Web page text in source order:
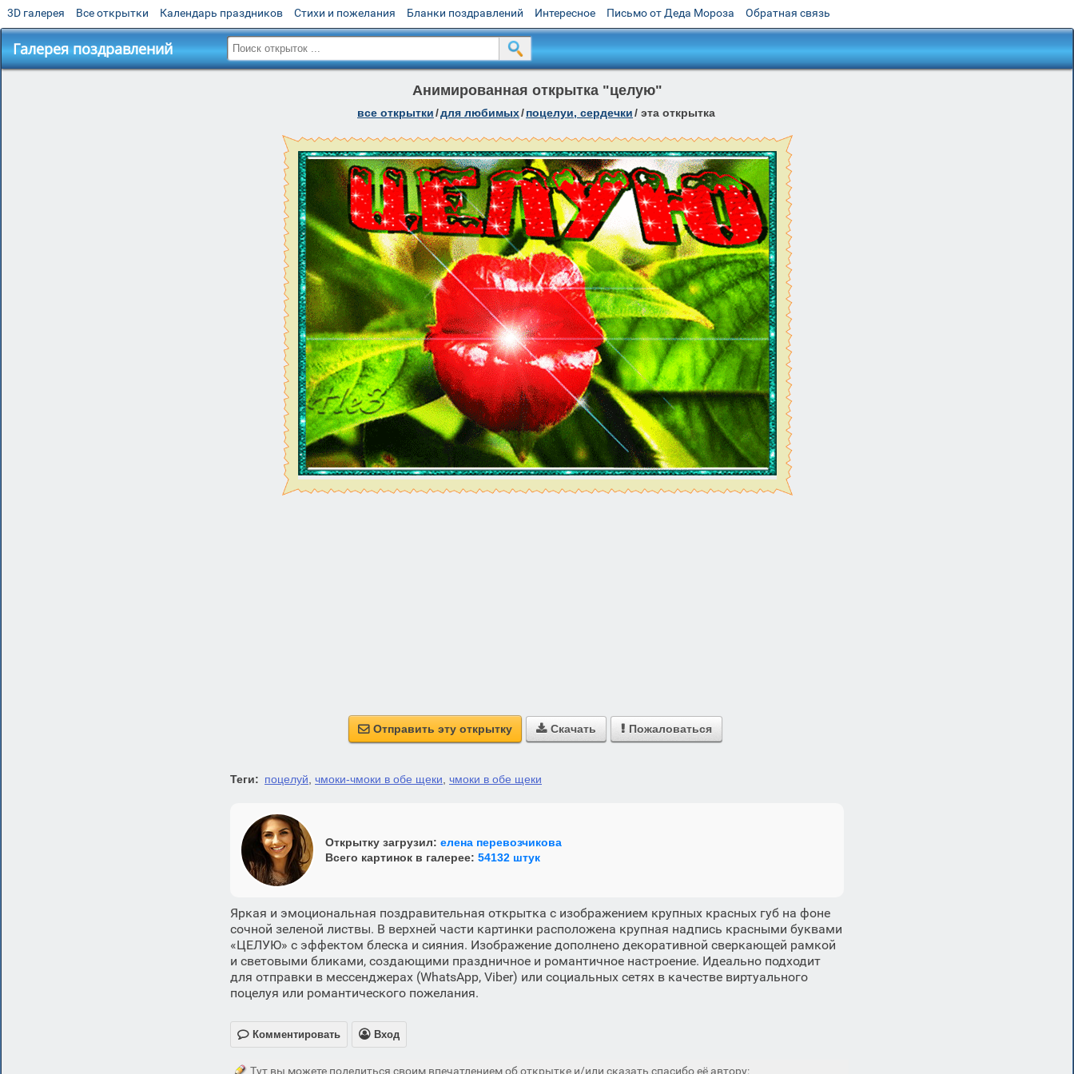
3D галерея Все открытки Календарь праздников Стихи и пожелания Бланки поздравлений Интересное Письмо от Деда Мороза Обратная связь
Галерея поздравлений
Анимированная открытка "целую"
все открытки/для любимых/поцелуи, сердечки/ эта открытка
 Отправить эту открытку  Скачать  Пожаловаться
Теги: поцелуй чмоки-чмоки в обе щеки чмоки в обе щеки
Открытку загрузил: елена перевозчикова
Всего картинок в галерее: 54132 штук
Яркая и эмоциональная поздравительная открытка с изображением крупных красных губ на фоне
сочной зеленой листвы. В верхней части картинки расположена крупная надпись красными буквами
«ЦЕЛУЮ» с эффектом блеска и сияния. Изображение дополнено декоративной сверкающей рамкой
и световыми бликами, создающими праздничное и романтичное настроение. Идеально подходит
для отправки в мессенджерах (WhatsApp, Viber) или социальных сетях в качестве виртуального
поцелуя или романтического пожелания.
 Комментировать  Вход
Тут вы можете поделиться своим впечатлением об открытке и/или сказать спасибо её автору: